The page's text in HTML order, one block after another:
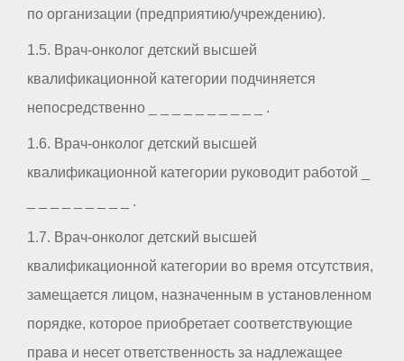
по организации (предприятию/учреждению).
1.5. Врач-онколог детский высшей
квалификационной категории подчиняется
непосредственно _ _ _ _ _ _ _ _ _ _ .
1.6. Врач-онколог детский высшей
квалификационной категории руководит работой _
_ _ _ _ _ _ _ _ _ .
1.7. Врач-онколог детский высшей
квалификационной категории во время отсутствия,
замещается лицом, назначенным в установленном
порядке, которое приобретает соответствующие
права и несет ответственность за надлежащее